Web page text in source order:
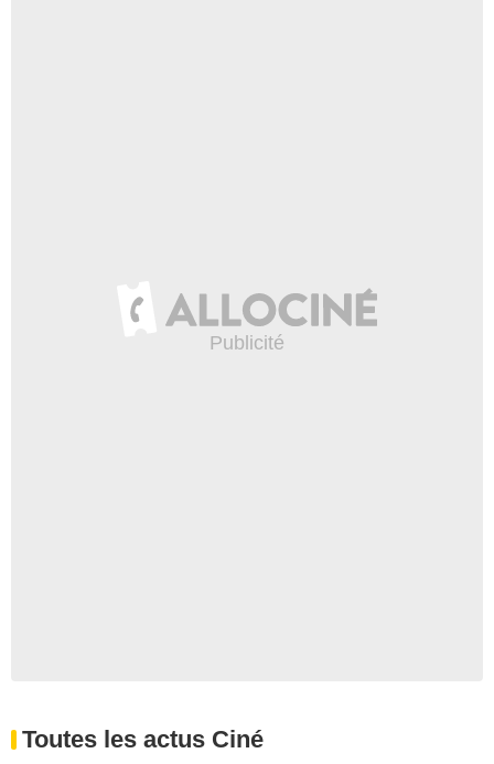
Toutes les actus Ciné